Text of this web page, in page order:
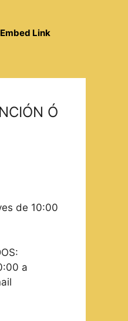
Embed Link
Ó
de 10:00
a